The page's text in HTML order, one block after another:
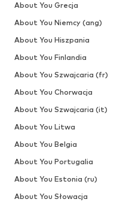
About You Grecja
About You Niemcy (ang)
About You Hiszpania
About You Finlandia
About You Szwajcaria (fr)
About You Chorwacja
About You Szwajcaria (it)
About You Litwa
About You Belgia
About You Portugalia
About You Estonia (ru)
About You Słowacja